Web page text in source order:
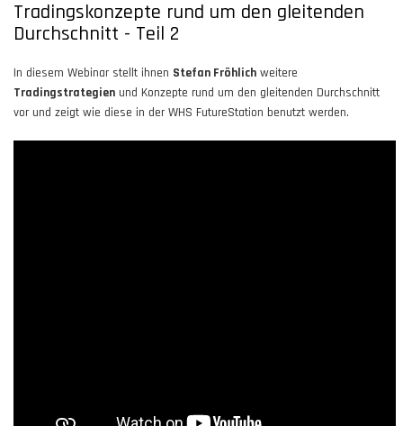
Tradingskonzepte rund um den gleitenden
Durchschnitt - Teil 2
In diesem Webinar stellt ihnen Stefan Fröhlich weitere
Tradingstrategien und Konzepte rund um den gleitenden Durchschnitt
vor und zeigt wie diese in der WHS FutureStation benutzt werden.